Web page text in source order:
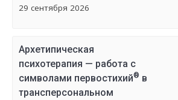
29 сентября 2026
Архетипическая
психотерапия — работа с
символами первостихий® в
трансперсональном